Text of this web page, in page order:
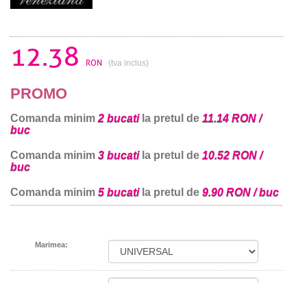
12.38 RON (tva inclus)
PROMO
Comanda minim 2 bucatila pretul de 11.14 RON /
buc
Comanda minim 3 bucatila pretul de 10.52 RON /
buc
Comanda minim 5 bucatila pretul de 9.90 RON / buc
Marimea: